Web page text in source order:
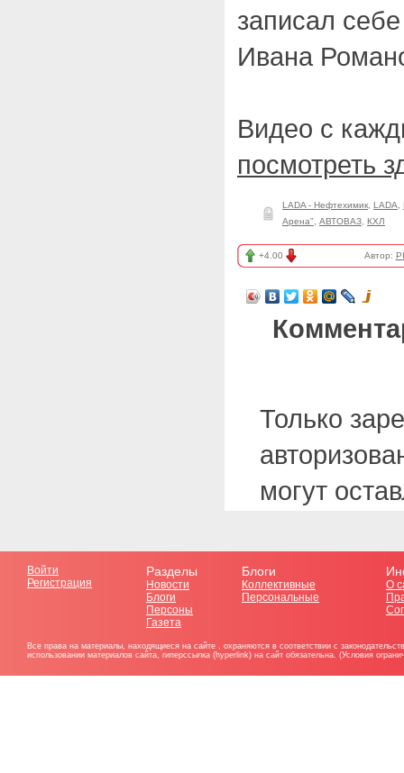
записал
Ивана
Видео с
посмотреть
LADA - Нефтехимик LADA
Арена"
АВТОВАЗ КХЛ
+4.00 Автор:
Только
могут
Войти
Регистрация
Разделы
Новости
Блоги
Персоны
Газета
Блоги
Коллективные
Персональные
О
Все права на материалы, находящиеся на сайте , охраняются в соответствии с
использовании материалов сайта, гиперссылка (hyperlink) на сайт обязательна. (Условия